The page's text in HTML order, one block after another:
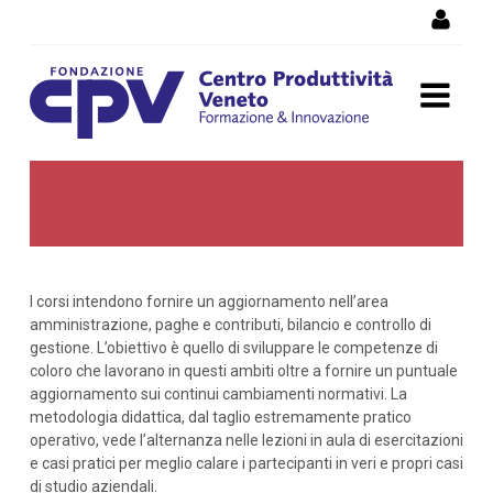
contabilità e bilancio
I corsi intendono fornire un aggiornamento nell’area
amministrazione, paghe e contributi, bilancio e controllo di
gestione. L’obiettivo è quello di sviluppare le competenze di
coloro che lavorano in questi ambiti oltre a fornire un puntuale
aggiornamento sui continui cambiamenti normativi. La
metodologia didattica, dal taglio estremamente pratico
operativo, vede l’alternanza nelle lezioni in aula di esercitazioni
e casi pratici per meglio calare i partecipanti in veri e propri casi
di studio aziendali.